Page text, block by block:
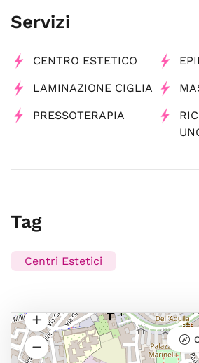
Servizi
CENTRO ESTETICO
LAMINAZIONE CIGLIA
PRESSOTERAPIA
Tag
Centri Estetici